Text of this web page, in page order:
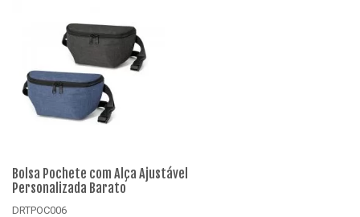
Bolsa Pochete com Alça Ajustável
Personalizada Barato
DRTPOC006